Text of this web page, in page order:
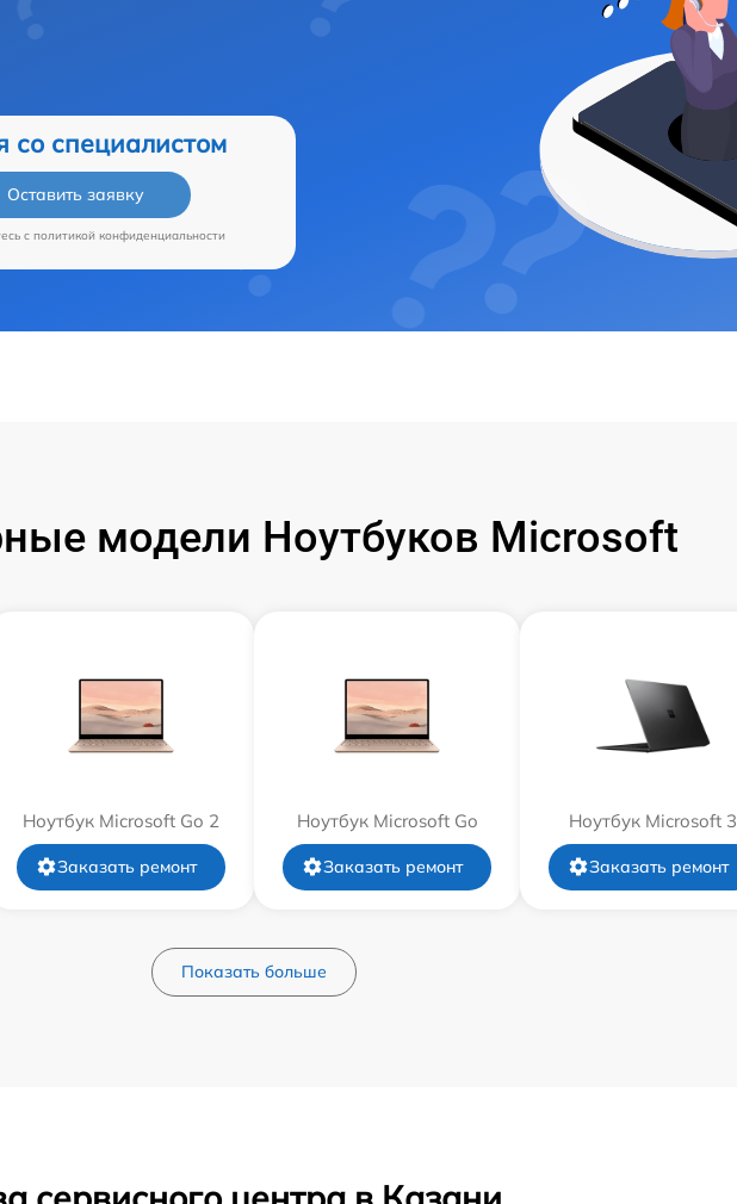
со специалистом
Оставить заявку
c политикой конфиденциальности
модели Ноутбуков Microsoft
Ноутбук Microsoft Go 2
Заказать ремонт
Ноутбук Microsoft Go
Заказать ремонт
Ноутбук Microsoft 3
Заказать ремонт
Показать больше